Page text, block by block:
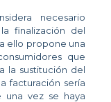
necesario
finalización del
ello propone una
que
la sustitución del
facturación sería
una vez se haya